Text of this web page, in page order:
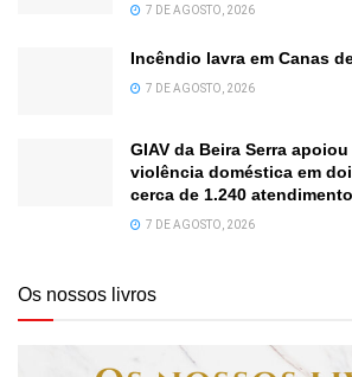
7 DE AGOSTO, 2026
Incêndio lavra em Canas
7 DE AGOSTO, 2026
GIAV da Beira Serra
violência doméstica em
cerca de 1.240
7 DE AGOSTO, 2026
Os nossos livros